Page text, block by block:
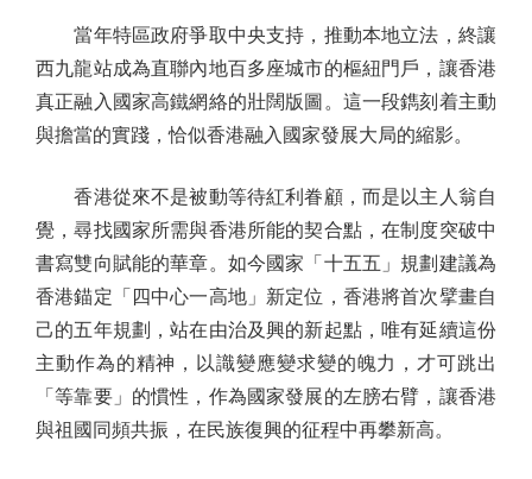
當年特區政府爭取中央支持，推動本地立法，終讓
西九龍站成為直聯內地百多座城市的樞紐門戶，讓香港
真正融入國家高鐵網絡的壯闊版圖。這一段鐫刻着主動
與擔當的實踐，恰似香港融入國家發展大局的縮影。
香港從來不是被動等待紅利眷顧，而是以主人翁自
覺，尋找國家所需與香港所能的契合點，在制度突破中
書寫雙向賦能的華章。如今國家「十五五」規劃建議為
香港錨定「四中心一高地」新定位，香港將首次擘畫自
己的五年規劃，站在由治及興的新起點，唯有延續這份
主動作為的精神，以識變應變求變的魄力，才可跳出
「等靠要」的慣性，作為國家發展的左膀右臂，讓香港
與祖國同頻共振，在民族復興的征程中再攀新高。